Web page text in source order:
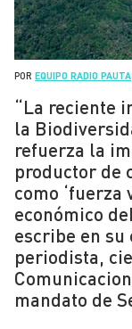
POR EQUIPO RADIO PAUTA
“La reciente
la
refuerza la
productor de
como
económico
escribe en su
periodista,
mandato de